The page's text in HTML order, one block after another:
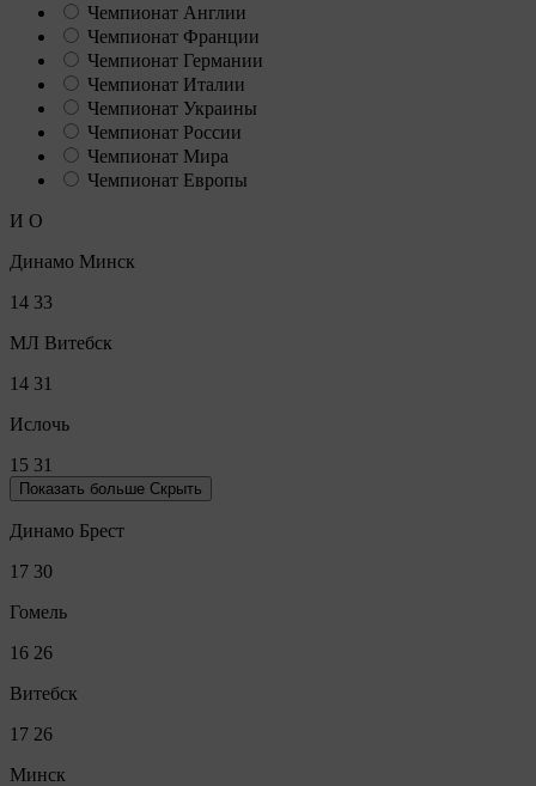
Чемпионат Англии
Чемпионат Франции
Чемпионат Германии
Чемпионат Италии
Чемпионат Украины
Чемпионат России
Чемпионат Мира
Чемпионат Европы
И О
Динамо Минск
14 33
МЛ Витебск
14 31
Ислочь
15 31
Показать больше Скрыть
Динамо Брест
17 30
Гомель
16 26
Витебск
17 26
Минск